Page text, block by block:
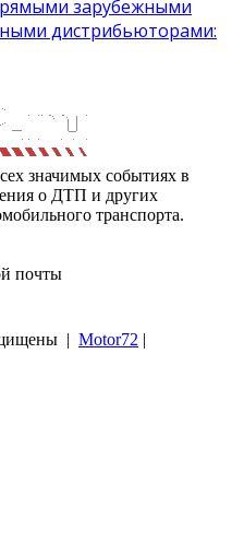
зарубежными
дистрибьюторами:
значимых событиях в
о ДТП и других
транспорта.
почты
| Motor72 |